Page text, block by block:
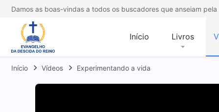
Damos as boas-vindas a todos os buscadores que anseiam
Início Livros
Início Vídeos Experimentando a vida